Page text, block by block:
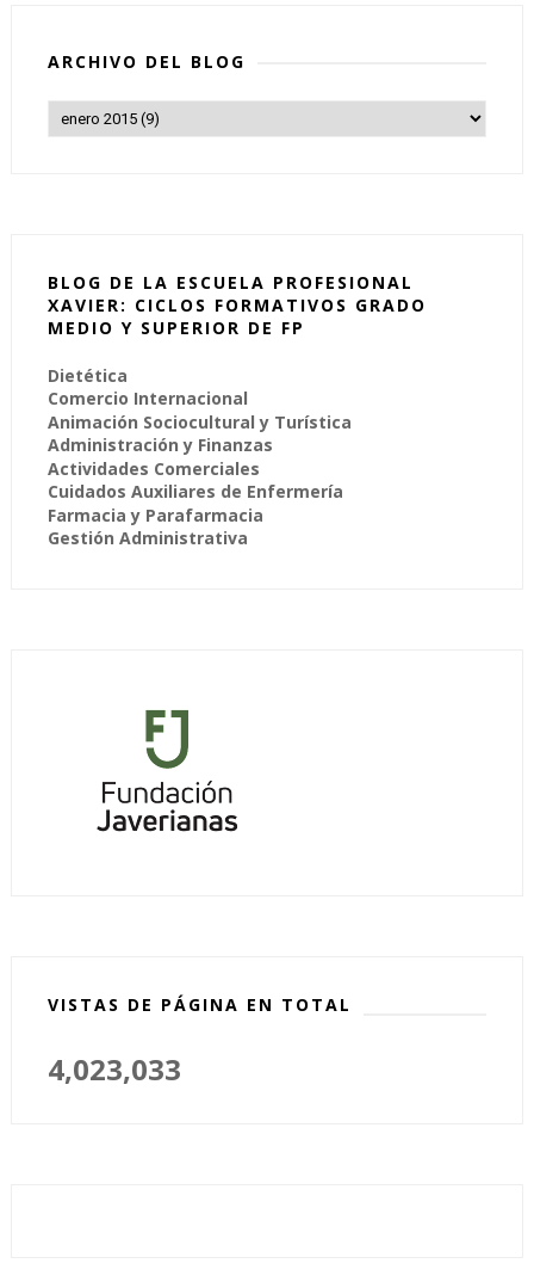
ARCHIVO DEL BLOG
BLOG DE LA ESCUELA PROFESIONAL
XAVIER: CICLOS FORMATIVOS GRADO
MEDIO Y SUPERIOR DE FP
Dietética
Comercio Internacional
Animación Sociocultural y Turística
Administración y Finanzas
Actividades Comerciales
Cuidados Auxiliares de Enfermería
Farmacia y Parafarmacia
Gestión Administrativa
VISTAS DE PÁGINA EN TOTAL
4,023,033